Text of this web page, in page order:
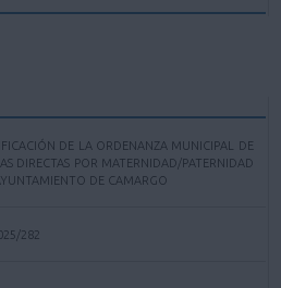
DE LA ORDENANZA MUNICIPAL DE
DIRECTAS POR MATERNIDAD/PATERNIDAD
DE CAMARGO
282